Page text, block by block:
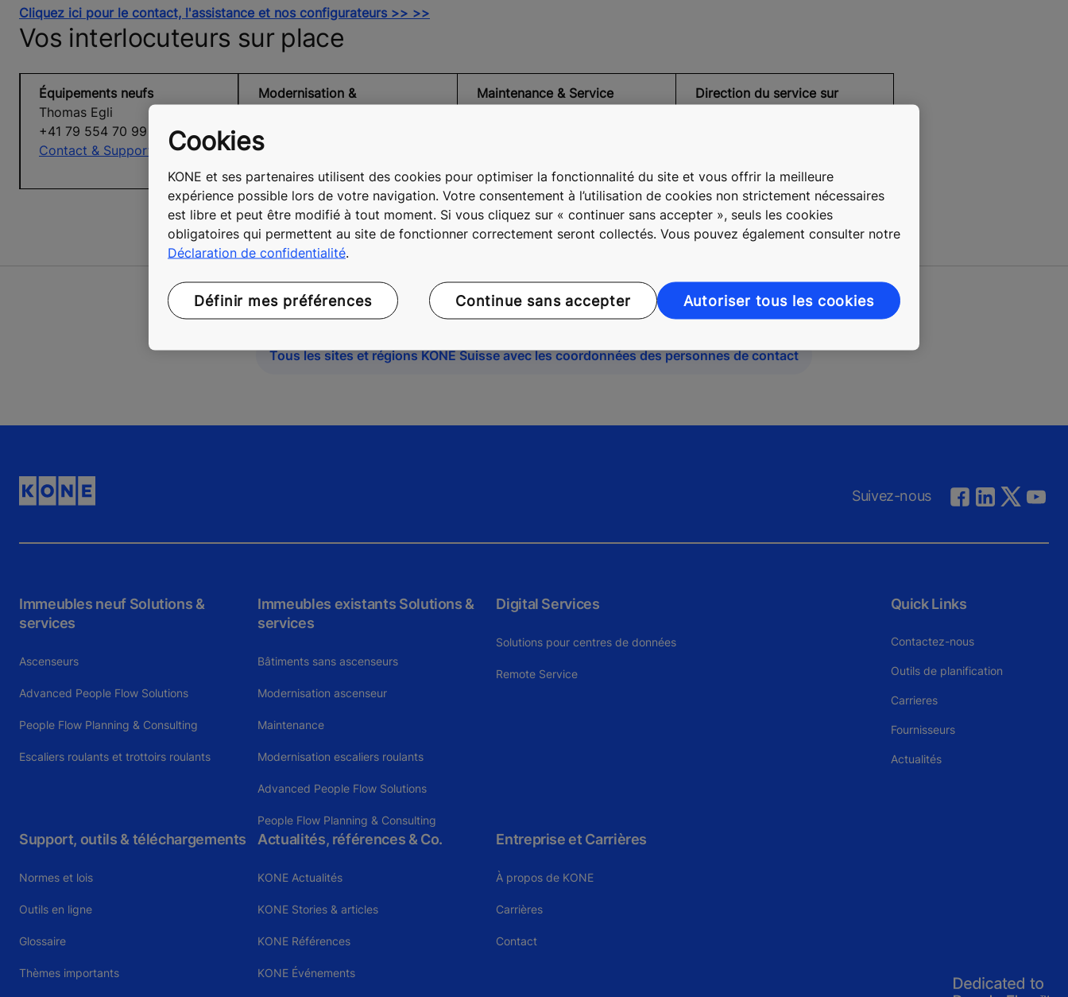
Cliquez ici pour le contact, l'assistance et nos configurateurs >> >>
Vos interlocuteurs sur place
Équipements neufs
Thomas Egli
+41 79 554 70 99
Contact & Support
Modernisation &
Henry Heijboer
+41 79 916 14 41
Contact & Support
Maintenance & Service
Direction du service sur
switzerland@kone.com
Tous les sites et régions KONE Suisse avec les coordonnées des personnes de contact
Suivez-nous
Immeubles neuf Solutions &
services
Ascenseurs
Advanced People Flow Solutions
People Flow Planning & Consulting
Escaliers roulants et trottoirs roulants
Immeubles existants Solutions &
services
Bâtiments sans ascenseurs
Modernisation ascenseur
Maintenance
Modernisation escaliers roulants
Advanced People Flow Solutions
People Flow Planning & Consulting
Digital Services
Solutions pour centres de données
Remote Service
Support, outils & téléchargements
Normes et lois
Outils en ligne
Glossaire
Thèmes importants
Actualités, références & Co.
KONE Actualités
KONE Stories & articles
KONE Références
KONE Événements
Entreprise et Carrières
À propos de KONE
Carrières
Contact
Quick Links
Contactez-nous
Outils de planification
Carrieres
Fournisseurs
Actualités
Cookies
KONE et ses partenaires utilisent des cookies pour optimiser la fonctionnalité du site et vous offrir la meilleure
expérience possible lors de votre navigation. Votre consentement à l’utilisation de cookies non strictement nécessaires
est libre et peut être modifié à tout moment. Si vous cliquez sur « continuer sans accepter », seuls les cookies
obligatoires qui permettent au site de fonctionner correctement seront collectés. Vous pouvez également consulter notre
Déclaration de confidentialité.
Définir mes préférences Continue sans accepter Autoriser tous les cookies